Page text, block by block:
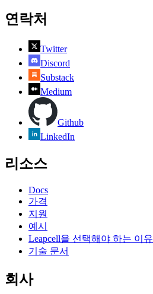
연락처
Twitter
Discord
Substack
Medium
Github
LinkedIn
리소스
Docs
가격
지원
예시
Leapcell을 선택해야 하는 이유
기술 문서
회사